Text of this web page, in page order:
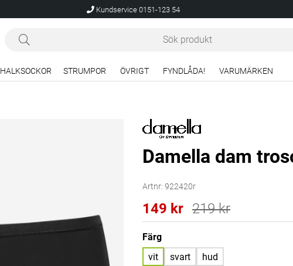
Kundservice 0151-123 54
HALKSOCKOR STRUMPOR ÖVRIGT FYNDLÅDA! VARUMÄRKEN
Damella dam
Artnr: 922420r
219kr
149 kr
Färg
vit
svart hud